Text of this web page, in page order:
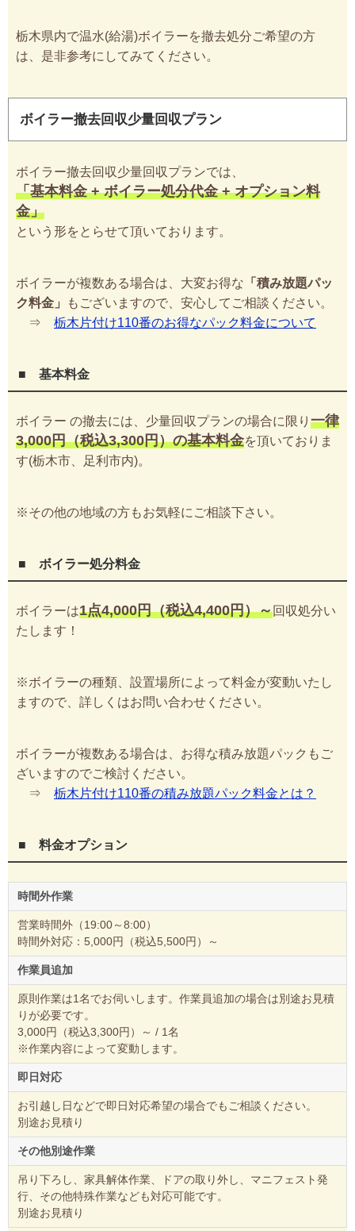
栃木県内で温水(給湯)ボイラーを撤去処分ご希望の方
は、是非参考にしてみてください。
ボイラー撤去回収少量回収プラン
ボイラー撤去回収少量回収プランでは、
「基本料金 + ボイラー処分代金 + オプション料
金」
という形をとらせて頂いております。
ボイラーが複数ある場合は、大変お得な 「積み放題パッ
ク料金」
もございますので、安心してご相談ください。
⇒ 栃木片付け110番のお得なパック料金について
■ 基本料金
ボイラー の撤去には、少量回収プランの場合に限り 一律
3,000円（税込3,300円）の基本料金を頂いておりま
す(栃木市、足利市内)。
※その他の地域の方もお気軽にご相談下さい。
■ ボイラー処分料金
ボイラーは1点4,000円（税込4,400円）～回収処分い
たします！
※ボイラーの種類、設置場所によって料金が変動いたし
ますので、詳しくはお問い合わせください。
ボイラーが複数ある場合は、お得な積み放題パックもご
ざいますのでご検討ください。
⇒ 栃木片付け110番の積み放題パック料金とは？
■ 料金オプション
時間外作業
営業時間外（19:00～8:00）
時間外対応：5,000円（税込5,500円）～
作業員追加
原則作業は1名でお伺いします。作業員追加の場合は別途お見積
りが必要です。
3,000円（税込3,300円）～ / 1名
※作業内容によって変動します。
即日対応
お引越し日などで即日対応希望の場合でもご相談ください。
別途お見積り
その他別途作業
吊り下ろし、家具解体作業、ドアの取り外し、マニフェスト発
行、その他特殊作業なども対応可能です。
別途お見積り